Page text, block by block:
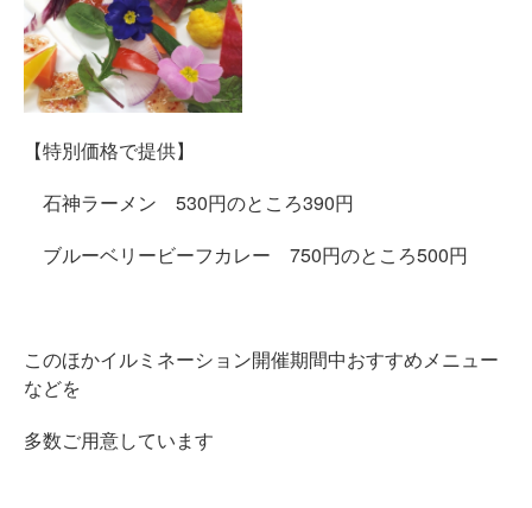
【特別価格で提供】
石神ラーメン 530円のところ390円
ブルーベリービーフカレー 750円のところ500円
このほかイルミネーション開催期間中おすすめメニュー
などを
多数ご用意しています